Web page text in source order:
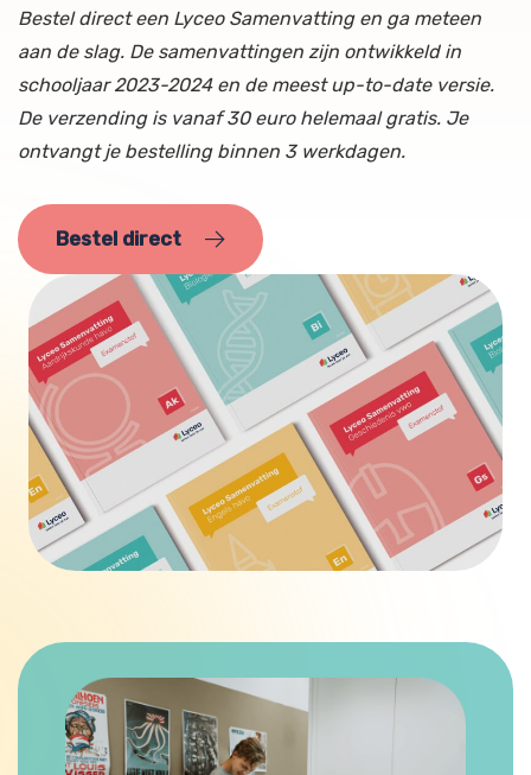
Bestel direct een Lyceo Samenvatting en ga meteen
aan de slag. De samenvattingen zijn ontwikkeld in
schooljaar 2023-2024 en de meest up-to-date versie.
De verzending is vanaf 30 euro helemaal gratis. Je
ontvangt je bestelling binnen 3 werkdagen.
Bestel direct